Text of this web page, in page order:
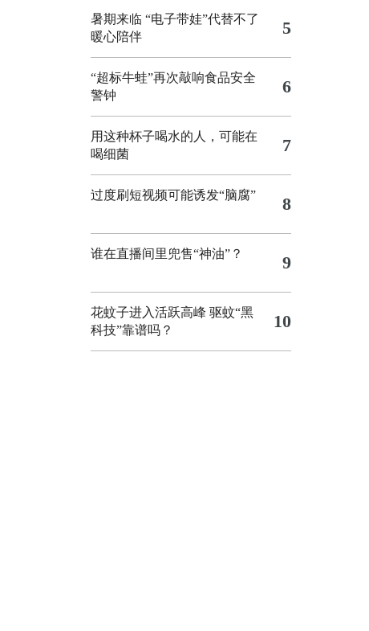
暑期来临 “电子带娃”代替不了
暖心陪伴
5
“超标牛蛙”再次敲响食品安全
警钟
6
用这种杯子喝水的人，可能在
喝细菌
7
过度刷短视频可能诱发“脑腐” 8
谁在直播间里兜售“神油”？ 9
花蚊子进入活跃高峰 驱蚊“黑
科技”靠谱吗？
10